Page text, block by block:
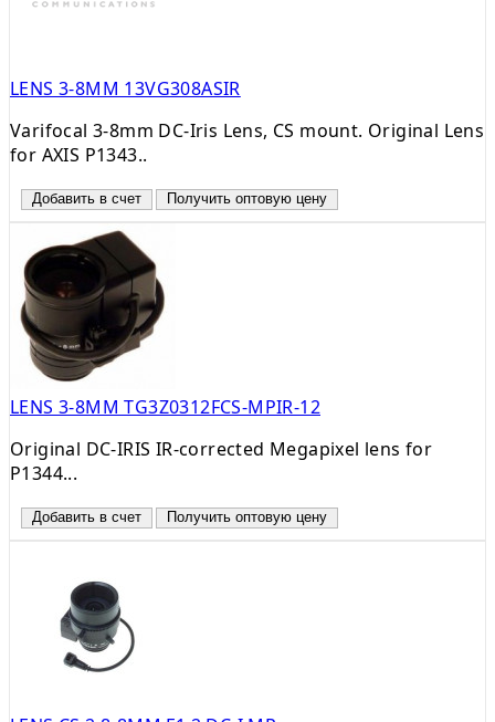
LENS 3-8MM 13VG308ASIR
Varifocal 3-8mm DC-Iris Lens, CS mount. Original Lens
for AXIS P1343..
Добавить в счет Получить оптовую цену
LENS 3-8MM TG3Z0312FCS-MPIR-12
Original DC-IRIS IR-corrected Megapixel lens for
P1344...
Добавить в счет Получить оптовую цену